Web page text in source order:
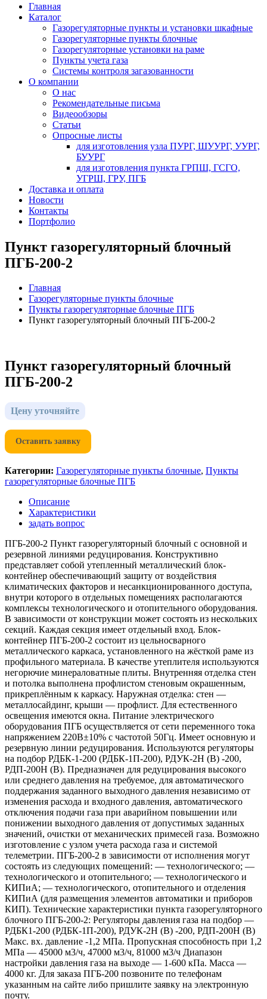
Главная
Каталог
Газорегуляторные пункты и установки шкафные
Газорегуляторные пункты блочные
Газорегуляторные установки на раме
Пункты учета газа
Системы контроля загазованности
О компании
О нас
Рекомендательные письма
Видеообзоры
Статьи
Опросные листы
для изготовления узла ПУРГ, ШУУРГ, УУРГ,
БУУРГ
для изготовления пункта ГРПШ, ГСГО,
УГРШ, ГРУ, ПГБ
Доставка и оплата
Новости
Контакты
Портфолио
Пункт газорегуляторный блочный
ПГБ-200-2
Главная
Газорегуляторные пункты блочные
Пункты газорегуляторные блочные ПГБ
Пункт газорегуляторный блочный ПГБ-200-2
Пункт газорегуляторный блочный
ПГБ-200-2
Цену уточняйте
Оставить заявку
Категории: Газорегуляторные пункты блочные, Пункты
газорегуляторные блочные ПГБ
Описание
Характеристики
задать вопрос
ПГБ-200-2 Пункт газорегуляторный блочный с основной и
резервной линиями редуцирования. Конструктивно
представляет собой утепленный металлический блок-
контейнер обеспечивающий защиту от воздействия
климатических факторов и несанкционированного доступа,
внутри которого в отдельных помещениях располагаются
комплексы технологического и отопительного оборудования.
В зависимости от конструкции может состоять из нескольких
секций. Каждая секция имеет отдельный вход. Блок-
контейнер ПГБ-200-2 состоит из цельносварного
металлического каркаса, установленного на жёсткой раме из
профильного материала. В качестве утеплителя используются
негорючие минераловатные плиты. Внутренняя отделка стен
и потолка выполнена профлистом стеновым окрашенным,
прикреплённым к каркасу. Наружная отделка: стен —
металлосайдинг, крыши — профлист. Для естественного
освещения имеются окна. Питание электрического
оборудования ПГБ осуществляется от сети переменного тока
напряжением 220В±10% с частотой 50Гц. Имеет основную и
резервную линии редуцирования. Используются регуляторы
на подбор РДБК-1-200 (РДБК-1П-200), РДУК-2Н (В) -200,
РДП-200Н (В). Предназначен для редуцирования высокого
или среднего давления на требуемое, для автоматического
поддержания заданного выходного давления независимо от
изменения расхода и входного давления, автоматического
отключения подачи газа при аварийном повышении или
понижении выходного давления от допустимых заданных
значений, очистки от механических примесей газа. Возможно
изготовление с узлом учета расхода газа и системой
телеметрии. ПГБ-200-2 в зависимости от исполнения могут
состоять из следующих помещений: — технологического; —
технологического и отопительного; — технологического и
КИПиА; — технологического, отопительного и отделения
КИПиА (для размещения элементов автоматики и приборов
КИП). Технические характеристики пункта газорегуляторного
блочного ПГБ-200-2: Регуляторы давления газа на подбор —
РДБК1-200 (РДБК-1П-200), РДУК-2Н (В) -200, РДП-200Н (В)
Макс. вх. давление -1,2 МПа. Пропускная способность при 1,2
МПа — 45000 м3/ч, 47000 м3/ч, 81000 м3/ч Диапазон
настройки давления газа на выходе — 1-600 кПа. Масса —
4000 кг. Для заказа ПГБ-200 позвоните по телефонам
указанным на сайте либо пришлите заявку на электронную
почту.